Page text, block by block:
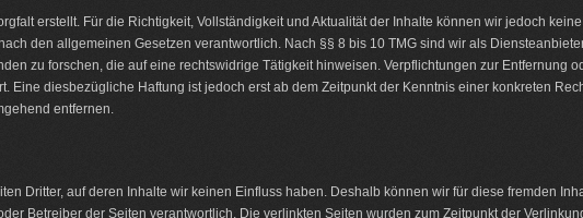
erstellt. Für die Richtigkeit, Vollständigkeit und Aktualität der Inhalte können wir jedoch
den allgemeinen Gesetzen verantwortlich. Nach §§ 8 bis 10 TMG sind wir als
zu forschen, die auf eine rechtswidrige Tätigkeit hinweisen. Verpflichtungen zur Entfernung
Eine diesbezügliche Haftung ist jedoch erst ab dem Zeitpunkt der Kenntnis einer konkreten
entfernen.
Dritter, auf deren Inhalte wir keinen Einfluss haben. Deshalb können wir für diese fremden
Betreiber der Seiten verantwortlich. Die verlinkten Seiten wurden zum Zeitpunkt der